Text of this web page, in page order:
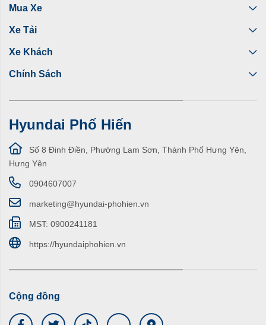
Mua Xe
Xe Tải
Xe Khách
Chính Sách
Hyundai Phố Hiến
Số 8 Đinh Điền, Phường Lam Sơn, Thành Phố Hưng Yên,
Hưng Yên
0904607007
marketing@hyundai-phohien.vn
MST: 0900241181
https://hyundaiphohien.vn
Cộng đồng